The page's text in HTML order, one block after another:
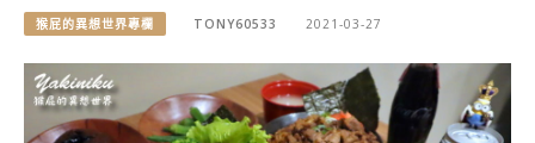
猴屁的異想世界專欄 TONY60533 2021-03-27